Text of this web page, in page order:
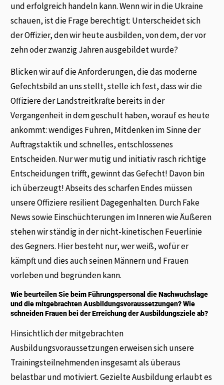
und erfolgreich handeln kann. Wenn wir in die Ukraine
schauen, ist die Frage berechtigt: Unterscheidet sich
der Offizier, den wir heute ausbilden, von dem, der vor
zehn oder zwanzig Jahren ausgebildet wurde?
Blicken wir auf die Anforderungen, die das moderne
Gefechtsbild an uns stellt, stelle ich fest, dass wir die
Offiziere der Landstreitkrafte bereits in der
Vergangenheit in dem geschult haben, worauf es heute
ankommt: wendiges Fuhren, Mitdenken im Sinne der
Auftragstaktik und schnelles, entschlossenes
Entscheiden. Nur wer mutig und initiativ rasch richtige
Entscheidungen trifft, gewinnt das Gefecht! Davon bin
ich überzeugt! Abseits des scharfen Endes müssen
unsere Offiziere resilient Dagegenhalten. Durch Fake
News sowie Einschüchterungen im Inneren wie Äußeren
stehen wir ständig in der nicht-kinetischen Feuerlinie
des Gegners. Hier besteht nur, wer weiß, wofür er
kämpft und dies auch seinen Männern und Frauen
vorleben und begründen kann.
Wie beurteilen Sie beim Führungspersonal die Nachwuchslage
und die mitgebrachten Ausbildungsvoraussetzungen? Wie
schneiden Frauen bei der Erreichung der Ausbildungsziele ab?
Hinsichtlich der mitgebrachten
Ausbildungsvoraussetzungen erweisen sich unsere
Trainingsteilnehmenden insgesamt als überaus
belastbar und motiviert. Gezielte Ausbildung erlaubt es